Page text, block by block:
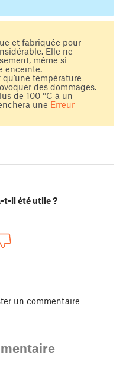
et fabriquée pour
Elle ne
même si
enceinte.
température
des dommages.
de 100 °C à un
une Erreur
t-il été utile ?
un commentaire